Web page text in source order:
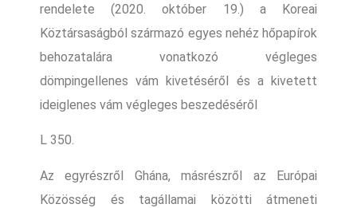
rendelete (2020. október 19.) a Koreai
Köztársaságból származó egyes nehéz hőpapírok
behozatalára vonatkozó végleges
dömpingellenes vám kivetéséről és a kivetett
ideiglenes vám végleges beszedéséről
L 350.
Az egyrészről Ghána, másrészről az Európai
Közösség és tagállamai közötti átmeneti